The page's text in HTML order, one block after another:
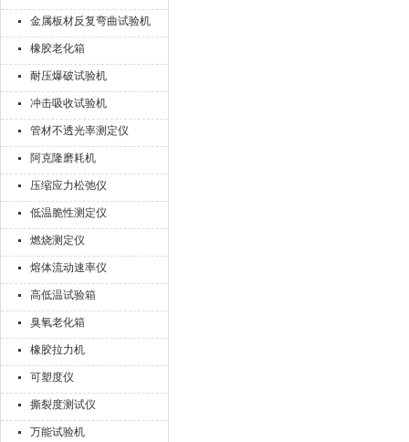
金属板材反复弯曲试验机
橡胶老化箱
耐压爆破试验机
冲击吸收试验机
管材不透光率测定仪
阿克隆磨耗机
压缩应力松弛仪
低温脆性测定仪
燃烧测定仪
熔体流动速率仪
高低温试验箱
臭氧老化箱
橡胶拉力机
可塑度仪
撕裂度测试仪
万能试验机